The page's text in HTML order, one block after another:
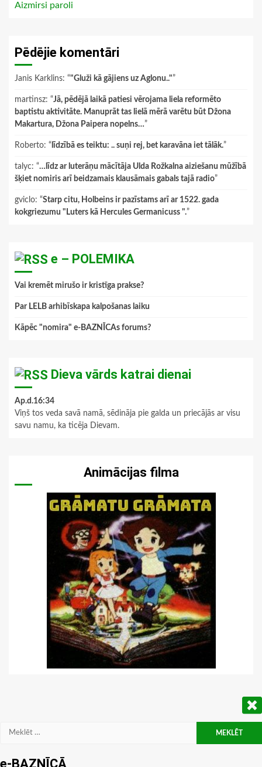
Aizmirsi paroli
Pēdējie komentāri
Janis Karklins: “"Gluži kā gājiens uz Aglonu.."”
martinsz: “Jā, pēdējā laikā patiesi vērojama liela reformēto
baptistu aktivitāte. Manuprāt tas lielā mērā varētu būt Džona
Makartura, Džona Paipera nopelns…”
Roberto: “ līdzībā es teiktu: .. suņi rej, bet karavāna iet tālāk.”
talyc: “…līdz ar luterāņu mācītāja Ulda Rožkalna aiziešanu mūžībā
šķiet nomiris arī beidzamais klausāmais gabals tajā radio”
gviclo: “Starp citu, Holbeins ir pazīstams arī ar 1522. gada
kokgriezumu "Luters kā Hercules Germanicuss ".”
e – POLEMIKA
Vai kremēt mirušo ir kristīga prakse?
Par LELB arhibīskapa kalpošanas laiku
Kāpēc "nomira" e-BAZNĪCAs forums?
Dieva vārds katrai dienai
Ap.d.16:34
Viņš tos veda savā namā, sēdināja pie galda un priecājās ar visu
savu namu, ka ticēja Dievam.
Animācijas filma
Meklēt:
e-BAZNĪCĀ